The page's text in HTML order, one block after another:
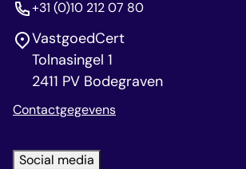
+31 (0)10 212 07 80
VastgoedCert
Tolnasingel 1
2411 PV Bodegraven
Contactgegevens
Social media